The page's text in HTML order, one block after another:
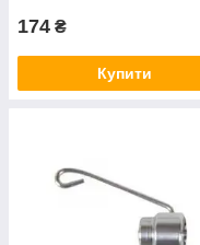
174 ₴
Купити